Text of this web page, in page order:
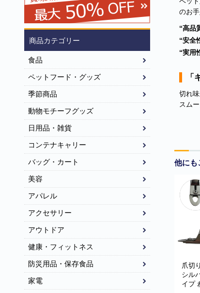
のお
“高品
“安全
“実用
「
切れ
スム
他にも
爪切
シル
イプ
商品カテゴリー
食品
ペットフード・グッズ
季節商品
動物モチーフグッズ
日用品・雑貨
コンテナキャリー
バッグ・カート
美容
アパレル
アクセサリー
アウトドア
健康・フィットネス
防災用品・保存食品
家電